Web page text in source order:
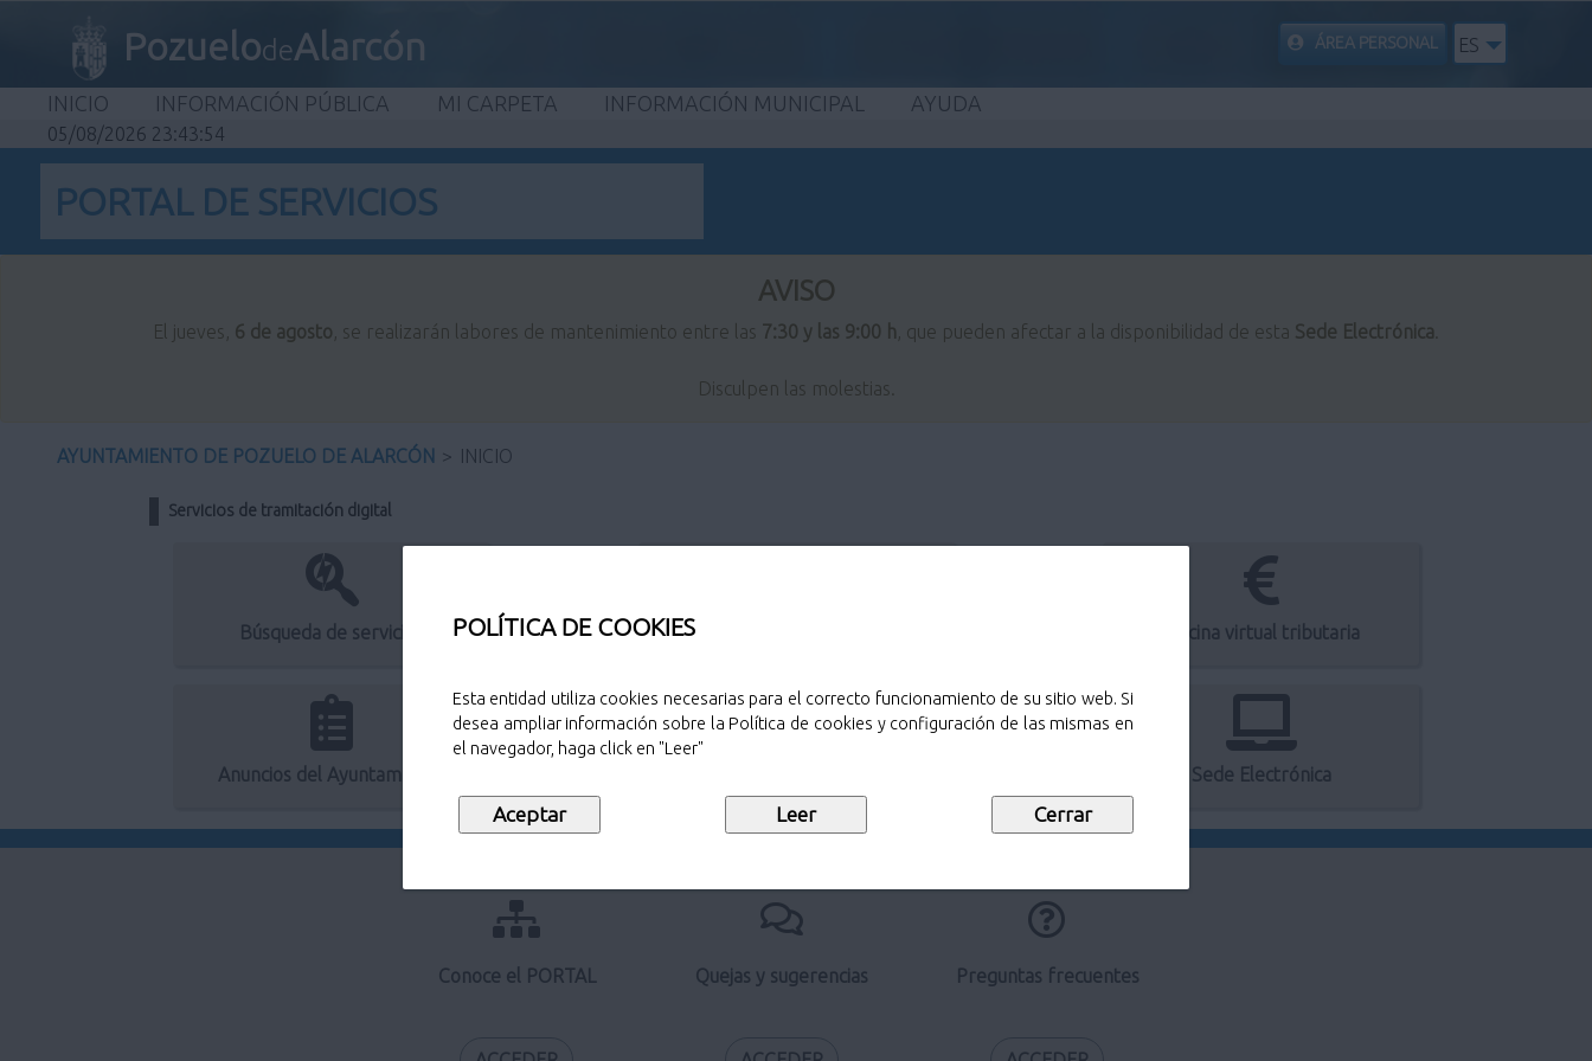
POLÍTICA DE COOKIES
Esta entidad utiliza cookies necesarias para el correcto funcionamiento de su sitio web. Si
desea ampliar información sobre la Política de cookies y configuración de las mismas en
el navegador, haga click en "Leer"
PozuelodeAlarcón ÁREA PERSONAL ES
INICIO INFORMACIÓN PÚBLICA MI CARPETA INFORMACIÓN MUNICIPAL AYUDA
05/08/2026 23:43:54
PORTAL DE SERVICIOS
AVISO
El jueves, 6 de agosto, se realizarán labores de mantenimiento entre las 7:30 y las 9:00 h, que pueden afectar a la disponibilidad de esta Sede Electrónica
Disculpen las molestias.
AYUNTAMIENTO DE POZUELO DE ALARCÓN > INICIO
Servicios de tramitación digital
Búsqueda de servicios Búsqueda de procedimientos Oficina virtual tributaria
Anuncios del Ayuntamiento Sede Electrónica
Conoce el PORTAL Quejas y sugerencias Preguntas frecuentes